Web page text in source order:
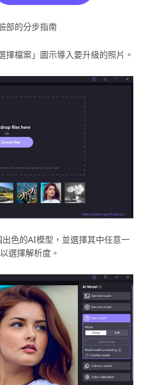
部的分步指南
擇檔案」圖示導入要升級的照片。
色的AI模型，並選擇其中任意一
選擇解析度。